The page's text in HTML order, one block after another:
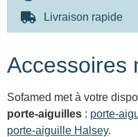
Livraison rapide
Accessoires
Sofamed met à votre
porte-aiguilles : porte-
porte-aiguille Halsey.